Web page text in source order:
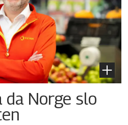
da Norge slo